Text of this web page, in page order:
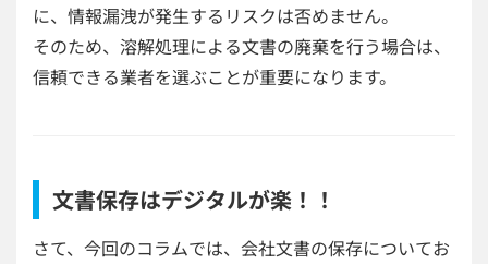
に、情報漏洩が発生するリスクは否めません。
そのため、溶解処理による文書の廃棄を行う場合は、
信頼できる業者を選ぶことが重要になります。
文書保存はデジタルが楽！！
さて、今回のコラムでは、会社文書の保存についてお